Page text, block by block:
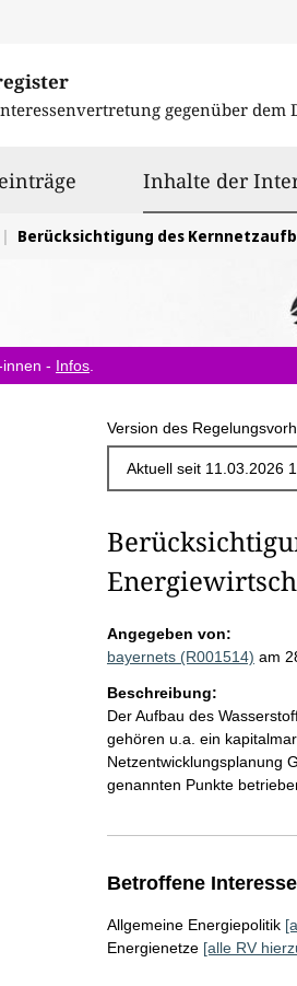
gegenüber dem
Inhalte der
Berücksichtigung des Kernnetzaufbaus im Energiewirtschaftsgesetzes
- Infos
Version des
Angegeben von:
bayernets (R001514) am
Beschreibung:
Der Aufbau des
gehören u.a. ein
Netzentwicklungsplanung
genannten Punkte
Betroffene
Allgemeine Energiepolitik
Energienetze [alle RV